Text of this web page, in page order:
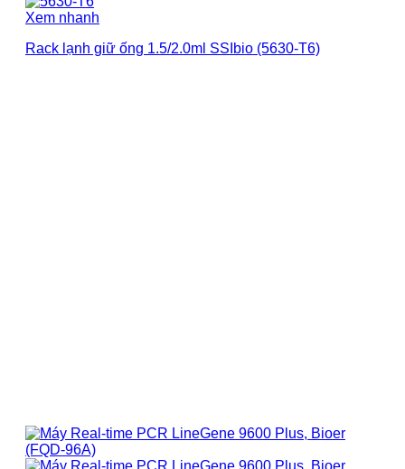
Xem nhanh
Rack lạnh giữ ống 1.5/2.0ml SSIbio (5630-T6)